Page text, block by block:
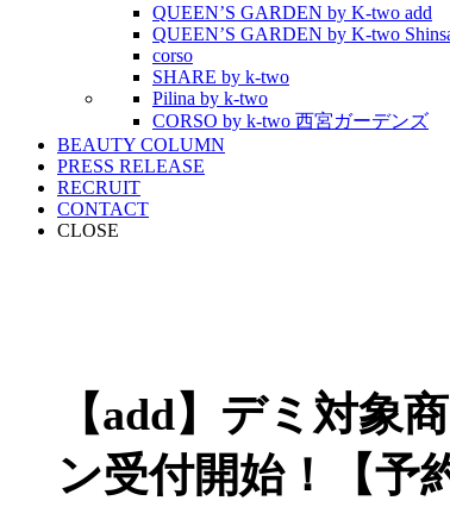
QUEEN’S GARDEN by K-two add
QUEEN’S GARDEN by K-two
corso
SHARE by k-two
Pilina by k-two
CORSO by k-two 西宮ガーデンズ
BEAUTY COLUMN
PRESS RELEASE
RECRUIT
CONTACT
CLOSE
【add】デミ対象
ン受付開始！【予